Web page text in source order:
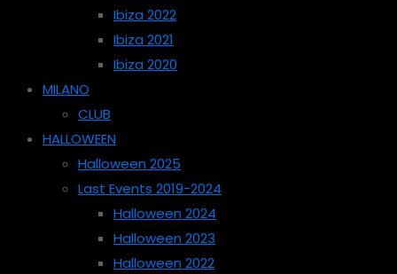
Ibiza 2022
Ibiza 2021
Ibiza 2020
MILANO
CLUB
HALLOWEEN
Halloween 2025
Last Events 2019-2024
Halloween 2024
Halloween 2023
Halloween 2022